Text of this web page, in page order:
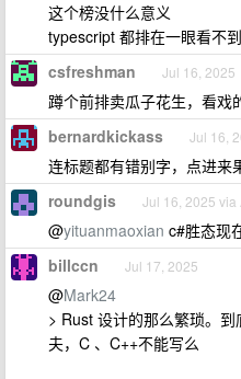
这个榜没什么意义
typescript 都排在一眼看不
csfreshman Jul 16, 2025
蹲个前排卖瓜子花生，看戏
bernardkickass Jul 16,
连标题都有错别字，点进来
roundgis Jul 16, 2025 via
@yituanmaoxian c#胜态现
billccn Jul 17, 2025
@Mark24
> Rust 设计的那么繁琐。
夫，C 、C++不能写么